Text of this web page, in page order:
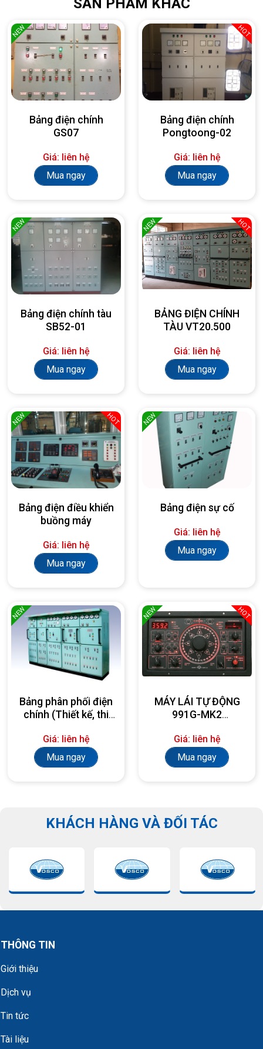
SẢN PHẨM KHÁC
NEW
Bảng điện chính
GS07
Giá: liên hệ
Mua ngay
HOT
Bảng điện chính
Pongtoong-02
Giá: liên hệ
Mua ngay
NEW
Bảng điện chính tàu
SB52-01
Giá: liên hệ
Mua ngay
NEW HOT
BẢNG ĐIỆN CHÍNH
TÀU VT20.500
Giá: liên hệ
Mua ngay
NEW HOT
Bảng điện điều khiển
buồng máy
Giá: liên hệ
Mua ngay
NEW
Bảng điện sự cố
Giá: liên hệ
Mua ngay
NEW
Bảng phân phối điện
chính (Thiết kế, thi
yêu cầu)
Giá: liên hệ
Mua ngay
NEW HOT
MÁY LÁI TỰ ĐỘNG
991G-MK2
Giá: liên hệ
Mua ngay
KHÁCH HÀNG VÀ ĐỐI TÁC
THÔNG TIN
Giới thiệu
Dịch vụ
Tin tức
Tài liệu